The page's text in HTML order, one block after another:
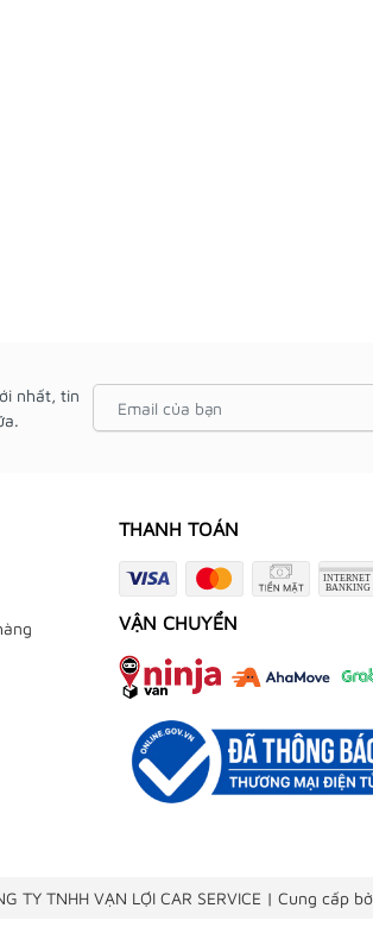
nhất, tin
THANH TOÁN
VẬN CHUYỂN
TY TNHH VẠN LỢI CAR SERVICE | Cung cấp